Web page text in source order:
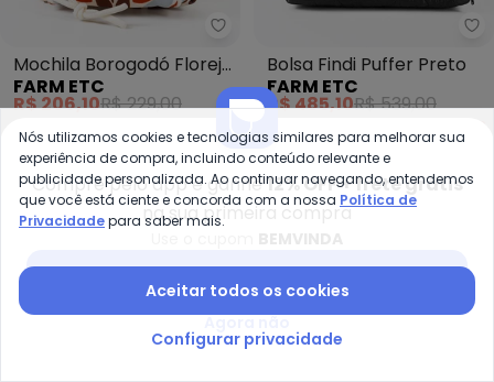
Farm Etc - Mochila Borogodó
Mochila Borogodó Florejo
Off White
FARM ETC
R$ 206,10R$ 229,00
Bolsa Findi Puffer Preto
FARM ETC
R$ 485,10R$ 539,00
-10% -14%
Compre pelo app e ganhe12% OFF + frete grátis
na sua primeira compra
Nós utilizamos cookies e tecnologias similares para melhorar sua
experiência de compra, incluindo conteúdo relevante e
publicidade personalizada. Ao continuar navegando, entendemos
que você está ciente e concorda com a nossa Política de
Privacidadepara saber mais.
Aceitar todos os cookies
Configurar privacidade